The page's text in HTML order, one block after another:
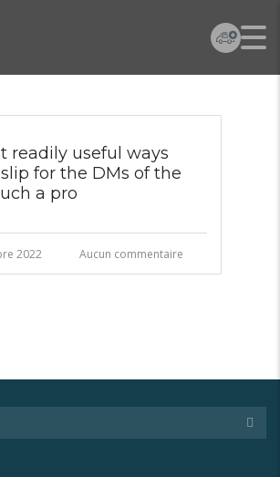
readily useful ways
for the DMs of the
a pro
2022 Aucun commentaire